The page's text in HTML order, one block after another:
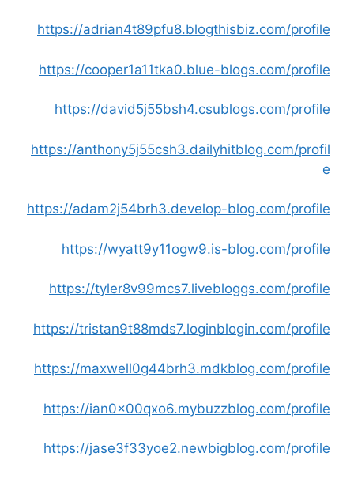
https://adrian4t89pfu8.blogthisbiz.com/profile
https://cooper1a11tka0.blue-blogs.com/profile
https://david5j55bsh4.csublogs.com/profile
https://anthony5j55csh3.dailyhitblog.com/profil
e
https://adam2j54brh3.develop-blog.com/profile
https://wyatt9y11ogw9.is-blog.com/profile
https://tyler8v99mcs7.livebloggs.com/profile
https://tristan9t88mds7.loginblogin.com/profile
https://maxwell0g44brh3.mdkblog.com/profile
https://ian0x00qxo6.mybuzzblog.com/profile
https://jase3f33yoe2.newbigblog.com/profile